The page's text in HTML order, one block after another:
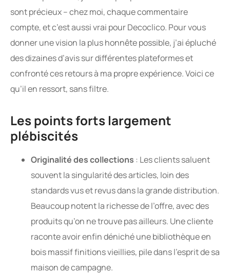
sont précieux – chez moi, chaque commentaire
compte, et c’est aussi vrai pour Decoclico. Pour vous
donner une vision la plus honnête possible, j’ai épluché
des dizaines d’avis sur différentes plateformes et
confronté ces retours à ma propre expérience. Voici ce
qu’il en ressort, sans filtre.
Les points forts largement
plébiscités
Originalité des collections : Les clients saluent
souvent la singularité des articles, loin des
standards vus et revus dans la grande distribution.
Beaucoup notent la richesse de l’offre, avec des
produits qu’on ne trouve pas ailleurs. Une cliente
raconte avoir enfin déniché une bibliothèque en
bois massif finitions vieillies, pile dans l’esprit de sa
maison de campagne.